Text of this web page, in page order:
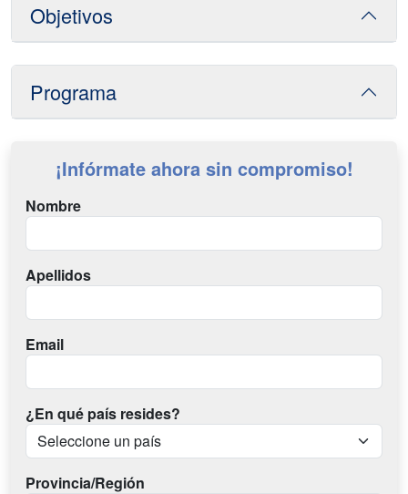
Objetivos
Programa
¡Infórmate ahora sin compromiso!
Nombre
Apellidos
Email
¿En qué país resides?
Provincia/Región